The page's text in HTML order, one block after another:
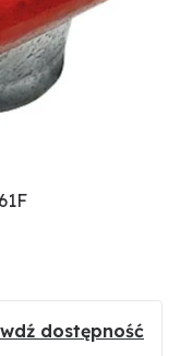
dostępność